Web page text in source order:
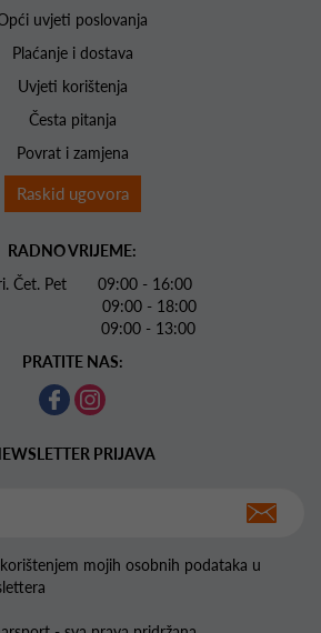
uvjeti poslovanja
Plaćanje i dostava
Uvjeti korištenja
Česta pitanja
Povrat i zamjena
Raskid ugovora
RADNO VRIJEME:
Čet. Pet 09:00 - 16:00
09:00 - 18:00
09:00 - 13:00
PRATITE NAS:
PRIJAVA
mojih osobnih podataka u